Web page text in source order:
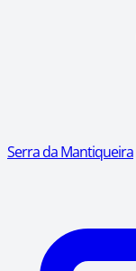
Serra da Mantiqueira